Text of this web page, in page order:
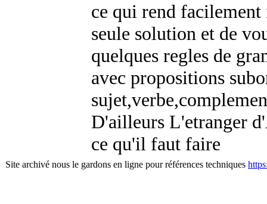
ce qui rend
seule solution et de
quelques regles de
avec propositions
D'ailleurs L'etranger
ce qu'il faut faire
Site archivé nous le gardons en ligne pour références techniques